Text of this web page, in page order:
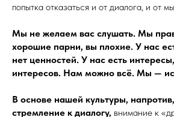
попытка отказаться и от диалога, и от
Мы не желаем вас слушать. Мы
хорошие парни, вы плохие. У нас
нет ценностей. У нас есть
интересов. Нам можно всё. Мы —
В основе нашей культуры,
стремление к диалогу, внимание к